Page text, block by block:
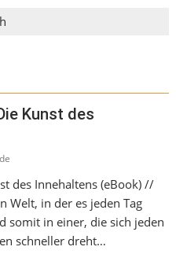
Kunst des
des Innehaltens (eBook) //
Welt, in der es jeden Tag
somit in einer, die sich jeden
schneller dreht…